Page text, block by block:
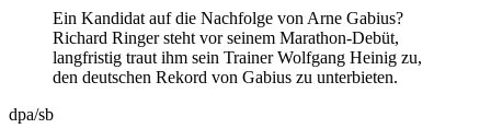
Ein Kandidat auf die Nachfolge von Arne Gabius?
Richard Ringer steht vor seinem Marathon-Debüt,
langfristig traut ihm sein Trainer Wolfgang Heinig zu,
den deutschen Rekord von Gabius zu unterbieten.
dpa/sb